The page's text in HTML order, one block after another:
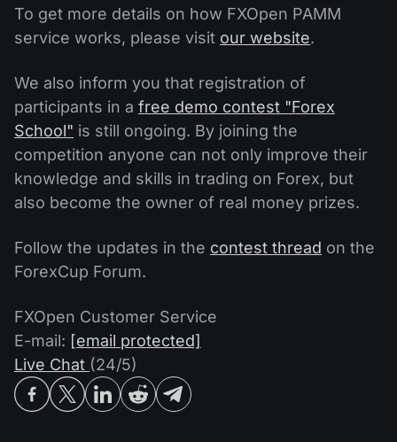
To get more details on how FXOpen PAMM
service works, please visit our website.
We also inform you that registration of
participants in a free demo contest "Forex
School" is still ongoing. By joining the
competition anyone can not only improve their
knowledge and skills in trading on Forex, but
also become the owner of real money prizes.
Follow the updates in the contest thread on the
ForexCup Forum.
FXOpen Customer Service
E-mail: [email protected]
Live Chat (24/5)